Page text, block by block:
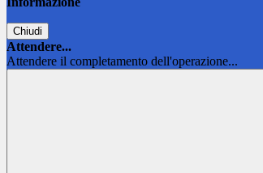
Chiudi
Attendere...
Attendere il completamento dell'operazione...